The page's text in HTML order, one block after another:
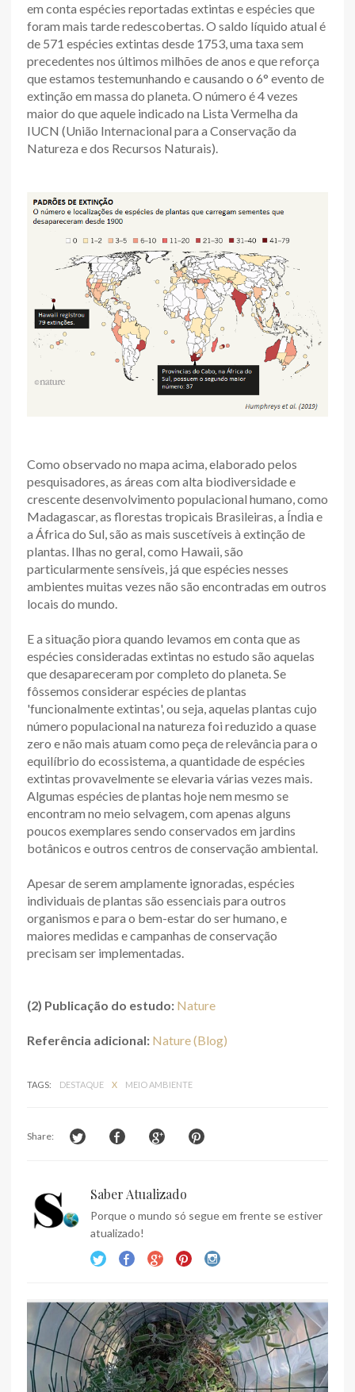
em conta espécies reportadas extintas e espécies que
foram mais tarde redescobertas. O saldo líquido atual é
de 571 espécies extintas desde 1753, uma taxa sem
precedentes nos últimos milhões de anos e que reforça
que estamos testemunhando e causando o 6° evento de
extinção em massa do planeta. O número é 4 vezes
maior do que aquele indicado na Lista Vermelha da
IUCN (União Internacional para a Conservação da
Natureza e dos Recursos Naturais).
Como observado no mapa acima, elaborado pelos
pesquisadores, as áreas com alta biodiversidade e
crescente desenvolvimento populacional humano, como
Madagascar, as florestas tropicais Brasileiras, a Índia e
a África do Sul, são as mais suscetíveis à extinção de
plantas. Ilhas no geral, como Hawaii, são
particularmente sensíveis, já que espécies nesses
ambientes muitas vezes não são encontradas em outros
locais do mundo.
E a situação piora quando levamos em conta que as
espécies consideradas extintas no estudo são aquelas
que desapareceram por completo do planeta. Se
fôssemos considerar espécies de plantas
'funcionalmente extintas', ou seja, aquelas plantas cujo
número populacional na natureza foi reduzido a quase
zero e não mais atuam como peça de relevância para o
equilíbrio do ecossistema, a quantidade de espécies
extintas provavelmente se elevaria várias vezes mais.
Algumas espécies de plantas hoje nem mesmo se
encontram no meio selvagem, com apenas alguns
poucos exemplares sendo conservados em jardins
botânicos e outros centros de conservação ambiental.
Apesar de serem amplamente ignoradas, espécies
individuais de plantas são essenciais para outros
organismos e para o bem-estar do ser humano, e
maiores medidas e campanhas de conservação
precisam ser implementadas.
(2) Publicação do estudo: Nature
Referência adicional: Nature (Blog)
TAGS: DESTAQUE X MEIO AMBIENTE
Share:
Saber Atualizado
Porque o mundo só segue em frente se estiver
atualizado!